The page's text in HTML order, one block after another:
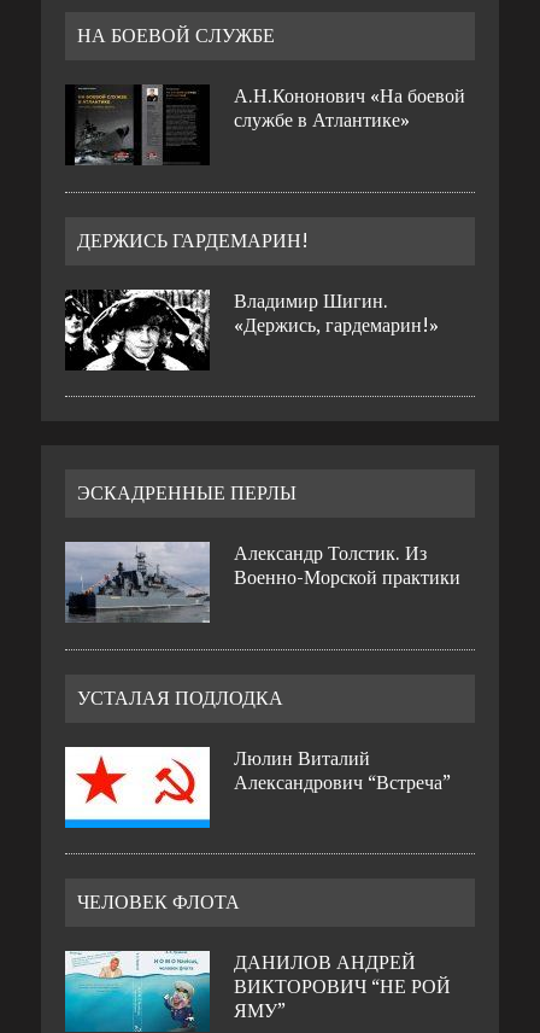
НА БОЕВОЙ СЛУЖБЕ
А.Н.Кононович «На боевой
службе в Атлантике»
ДЕРЖИСЬ ГАРДЕМАРИН!
Владимир Шигин.
«Держись, гардемарин!»
ЭСКАДРЕННЫЕ ПЕРЛЫ
Александр Толстик. Из
Военно-Морской практики
УСТАЛАЯ ПОДЛОДКА
Люлин Виталий
Александрович “Встреча”
ЧЕЛОВЕК ФЛОТА
ДАНИЛОВ АНДРЕЙ
ВИКТОРОВИЧ “НЕ РОЙ
ЯМУ”